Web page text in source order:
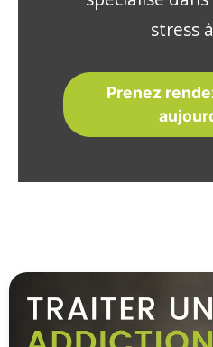
stress
Prenez